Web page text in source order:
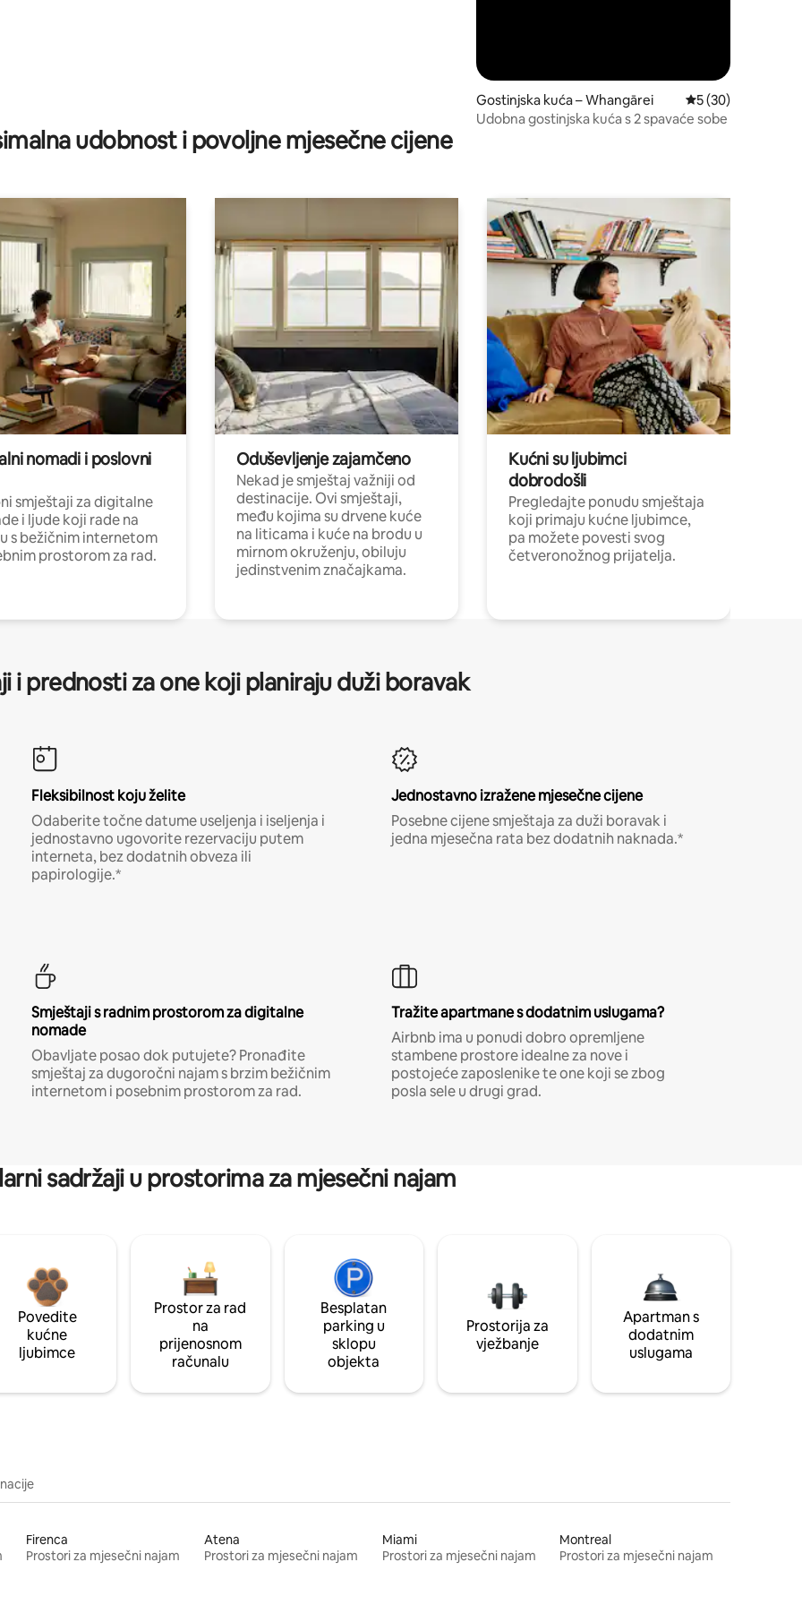
Gostinjska kuća – Whangārei Prosječna ocjena:
5 (30)
Udobna gostinjska kuća s 2 spavaće sobe
udobnost i povoljne mjesečne cijene
nomadi i poslovni
smještaji za digitalne
i ljude koji rade na
s bežičnim internetom
prostorom za rad.
Oduševljenje zajamčeno
Nekad je smještaj važniji od
destinacije. Ovi smještaji,
među kojima su drvene kuće
na liticama i kuće na brodu u
mirnom okruženju, obiluju
jedinstvenim značajkama.
Kućni su ljubimci
dobrodošli
Pregledajte ponudu smještaja
koji primaju kućne ljubimce,
pa možete povesti svog
četveronožnog prijatelja.
i prednosti za one koji planiraju duži boravak
Fleksibilnost koju želite
Odaberite točne datume useljenja i iseljenja i
jednostavno ugovorite rezervaciju putem
interneta, bez dodatnih obveza ili
papirologije.*
Jednostavno izražene mjesečne cijene
Posebne cijene smještaja za duži boravak i
jedna mjesečna rata bez dodatnih naknada.*
Smještaji s radnim prostorom za digitalne
nomade
Obavljate posao dok putujete? Pronađite
smještaj za dugoročni najam s brzim bežičnim
internetom i posebnim prostorom za rad.
Tražite apartmane s dodatnim uslugama?
Airbnb ima u ponudi dobro opremljene
stambene prostore idealne za nove i
postojeće zaposlenike te one koji se zbog
posla sele u drugi grad.
sadržaji u prostorima za mjesečni najam
Povedite
kućne
ljubimce
Prostor za rad
na
prijenosnom
računalu
Besplatan
parking u
sklopu
objekta
Prostorija za
vježbanje
Apartman s
dodatnim
uslugama
Firenca
Prostori za mjesečni najam
Atena
Prostori za mjesečni najam
Miami
Prostori za mjesečni najam
Montreal
Prostori za mjesečni najam